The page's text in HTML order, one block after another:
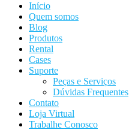
Início
Quem somos
Blog
Produtos
Rental
Cases
Suporte
Peças e Serviços
Dúvidas Frequentes
Contato
Loja Virtual
Trabalhe Conosco